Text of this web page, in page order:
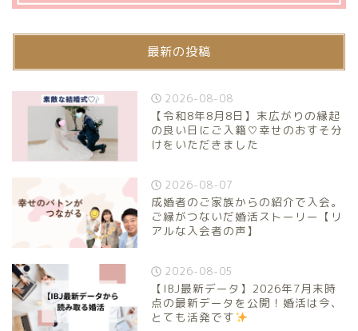
最新の投稿
2026-08-08
【令和8年8月8日】末広がりの縁起
の良い日にご入籍♡幸せのおすそ分
けをいただきました
2026-08-07
成婚者のご家族からの紹介で入会。
ご縁がつないだ婚活ストーリー【リ
アルな入会者の声】
2026-08-05
【IBJ最新データ】2026年7月末時
点の最新データを公開！婚活は今、
とても活発です